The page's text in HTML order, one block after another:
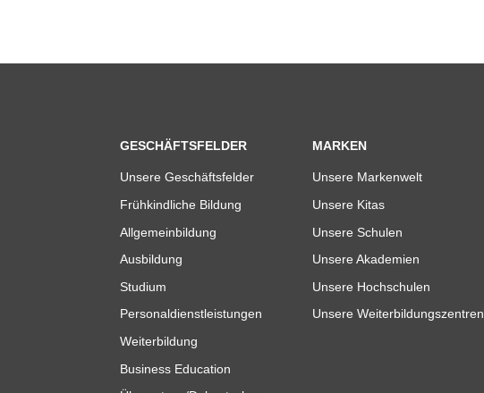
GESCHÄFTSFELDER
Unsere Geschäftsfelder
Frühkindliche Bildung
Allgemeinbildung
Ausbildung
Studium
Personaldienstleistungen
Weiterbildung
Business Education
MARKEN
Unsere Markenwelt
Unsere Kitas
Unsere Schulen
Unsere Akademien
Unsere Hochschulen
Unsere Weiterbildungszentren